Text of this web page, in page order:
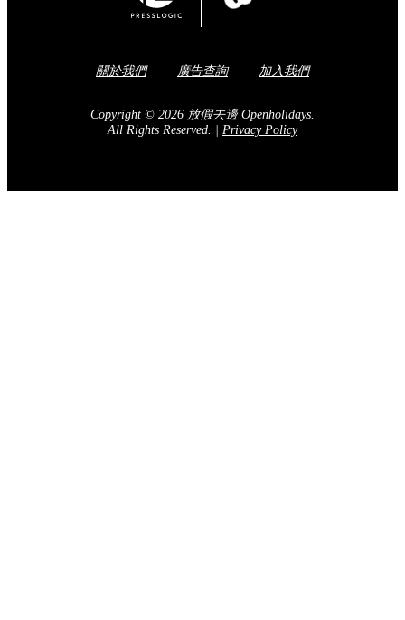
關於我們 廣告查詢 加入我們
Copyright © 2026 放假去邊 Openholidays.
All Rights Reserved. | Privacy Policy